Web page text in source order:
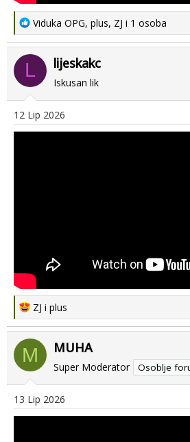
R
e
a
t
n
Viduka OPG, plus, ZJ i 1 osoba
L lijeskakc
Iskusan lik
12 Lip 2026
R
e
a
c
t
i
o
n
ZJ i plus
M MUHA
Super Moderator Osoblje
13 Lip 2026